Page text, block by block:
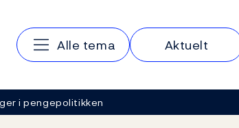
Hovedmeny
Alle tema Aktuelt
i pengepolitikken